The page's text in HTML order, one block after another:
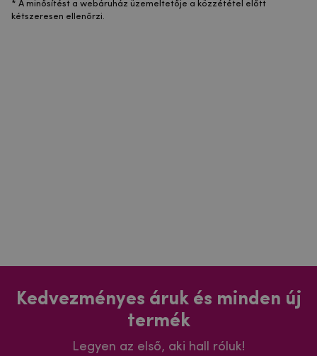
* A minősítést a webáruház üzemeltetője a közzététel előtt
kétszeresen ellenőrzi.
Kedvezményes áruk és minden új
termék
Legyen az első, aki hall róluk!